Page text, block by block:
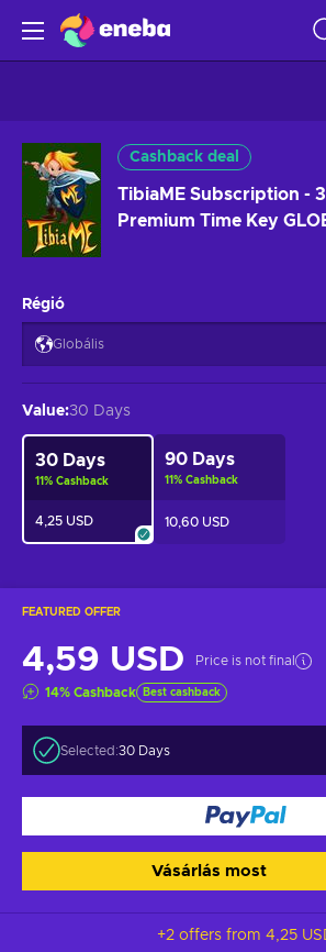
Cashback deal
TibiaME Subscription -
Premium Time Key
FEATURED OFFER
4,59 USD Price is not final
14% Cashback Best cashback
Selected:30 Days
Vásárlás most
+2 offers from 4,25
Régió
Globális
Value:30 Days
30 Days
11 % Cashback
4,25 USD
90 Days
11 % Cashback
10,60 USD